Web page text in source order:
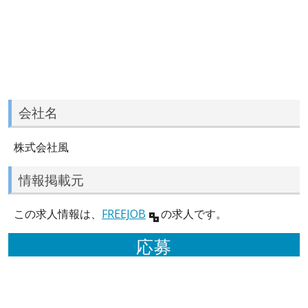
会社名
株式会社風
情報掲載元
この求人情報は、 FREEJOB の求人です。
応募